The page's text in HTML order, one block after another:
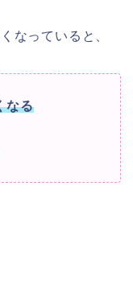
なっていると、
なる